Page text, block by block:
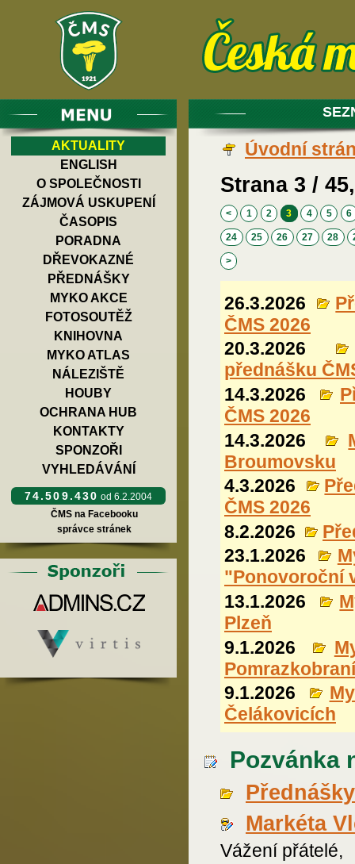
AKTUALITY
ENGLISH
O SPOLEČNOSTI
ZÁJMOVÁ USKUPENÍ
ČASOPIS
PORADNA
DŘEVOKAZNÉ
PŘEDNÁŠKY
MYKO AKCE
FOTOSOUTĚŽ
KNIHOVNA
MYKO ATLAS
NÁLEZIŠTĚ
HOUBY
OCHRANA HUB
KONTAKTY
SPONZOŘI
VYHLEDÁVÁNÍ
74.509.430 od 6.2.2004
ČMS na Facebooku
správce stránek
Úvodní
Strana 3 /
< 1 2 3 4 5 6
24 25 26 27 28
>
26.3.2026
ČMS 2026
20.3.2026
přednášku
14.3.2026
ČMS 2026
14.3.2026
Broumovsku
4.3.2026
ČMS 2026
8.2.2026
23.1.2026
"Ponovoroční
13.1.2026
Plzeň
9.1.2026
9.1.2026
Čelákovicích
Pozvánka
Přednášky
Markéta
Vážení přátelé,